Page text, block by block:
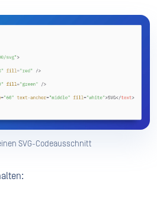
SVG-Codeausschnitt